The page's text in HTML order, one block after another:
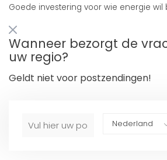
Goede investering voor wie energie wil
Wanneer bezorgt de
uw regio?
Geldt niet voor postzendingen!